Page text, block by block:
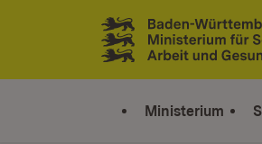
Zum Inhalt springen
Link zur Startseite
Ministerium